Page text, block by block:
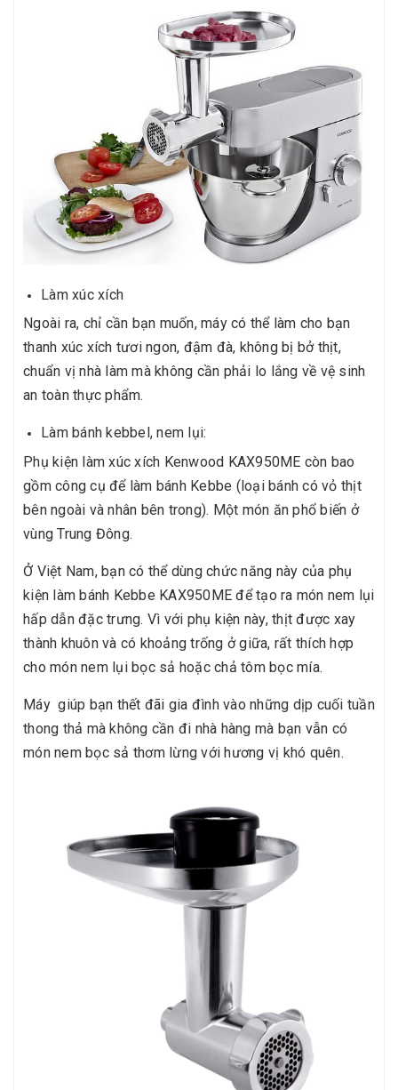
Làm xúc xích
Ngoài ra, chỉ cần bạn muốn, máy có thể làm cho bạn
thanh xúc xích tươi ngon, đậm đà, không bị bở thịt,
chuẩn vị nhà làm mà không cần phải lo lắng về vệ sinh
an toàn thực phẩm.
Làm bánh kebbel, nem lụi:
Phụ kiện làm xúc xích Kenwood KAX950ME còn bao
gồm công cụ để làm bánh Kebbe (loại bánh có vỏ thịt
bên ngoài và nhân bên trong). Một món ăn phổ biến ở
vùng Trung Đông.
Ở Việt Nam, bạn có thể dùng chức năng này của phụ
kiện làm bánh Kebbe KAX950ME để tạo ra món nem lụi
hấp dẫn đặc trưng. Vì với phụ kiện này, thịt được xay
thành khuôn và có khoảng trống ở giữa, rất thích hợp
cho món nem lụi bọc sả hoặc chả tôm bọc mía.
Máy giúp bạn thết đãi gia đình vào những dịp cuối tuần
thong thả mà không cần đi nhà hàng mà bạn vẫn có
món nem bọc sả thơm lừng với hương vị khó quên.